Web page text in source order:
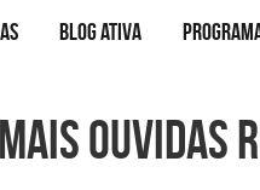
BLOG ATIVA
ouvidas